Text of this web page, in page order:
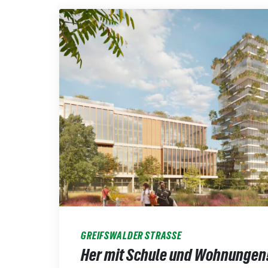
GREIFSWALDER STRASSE
Her mit Schule und